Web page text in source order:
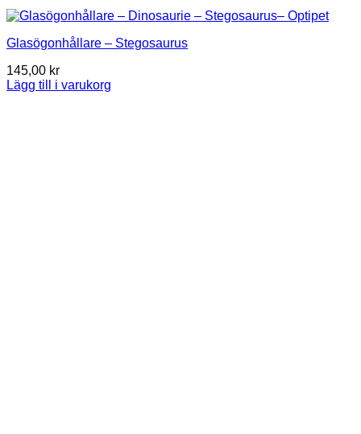
Glasögonhållare – Stegosaurus
145,00 kr
Lägg till i varukorg